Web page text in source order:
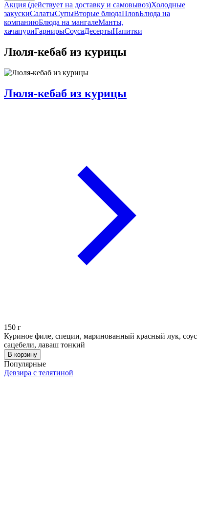
Акция (действует на доставку и самовывоз)Холодные
закускиСалатыСупыВторые блюдаПловБлюда на
компаниюБлюда на мангалеМанты,
хачапуриГарнирыСоусаДесертыНапитки
Люля-кебаб из курицы
Люля-кебаб из курицы
150 г
Куриное филе, специи, маринованный красный лук, соус
сацебели, лаваш тонкий
В корзину
Популярные
Девзира с телятиной